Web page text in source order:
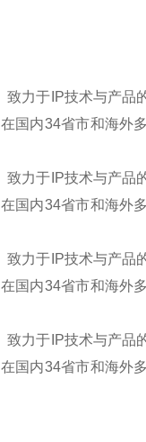
力于IP技术与产
国内34省市和海外
力于IP技术与产
国内34省市和海外
力于IP技术与产
国内34省市和海外
力于IP技术与产
国内34省市和海外